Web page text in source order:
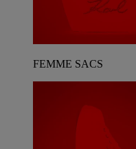
FEMME SACS